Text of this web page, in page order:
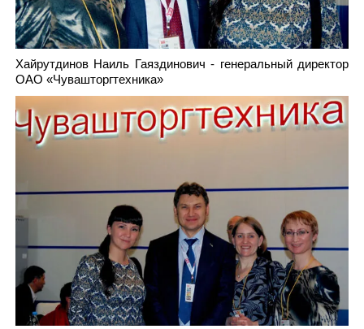
Хайрутдинов Наиль Гаяздинович - генеральный директор
ОАО «Чувашторгтехника»